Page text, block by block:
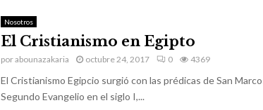
Nosotros
El Cristianismo en Egipto
porabounazakaria octubre 24, 2017 0 4369
El Cristianismo Egipcio surgió con las prédicas de San
Segundo Evangelio en el siglo I,...